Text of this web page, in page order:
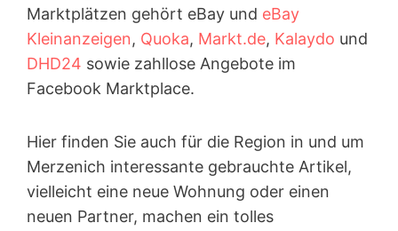
Marktplätzen gehört eBay und eBay
Kleinanzeigen, Quoka, Markt.de, Kalaydo und
DHD24 sowie zahllose Angebote im
Facebook Marktplace.
Hier finden Sie auch für die Region in und um
Merzenich interessante gebrauchte Artikel,
vielleicht eine neue Wohnung oder einen
neuen Partner, machen ein tolles